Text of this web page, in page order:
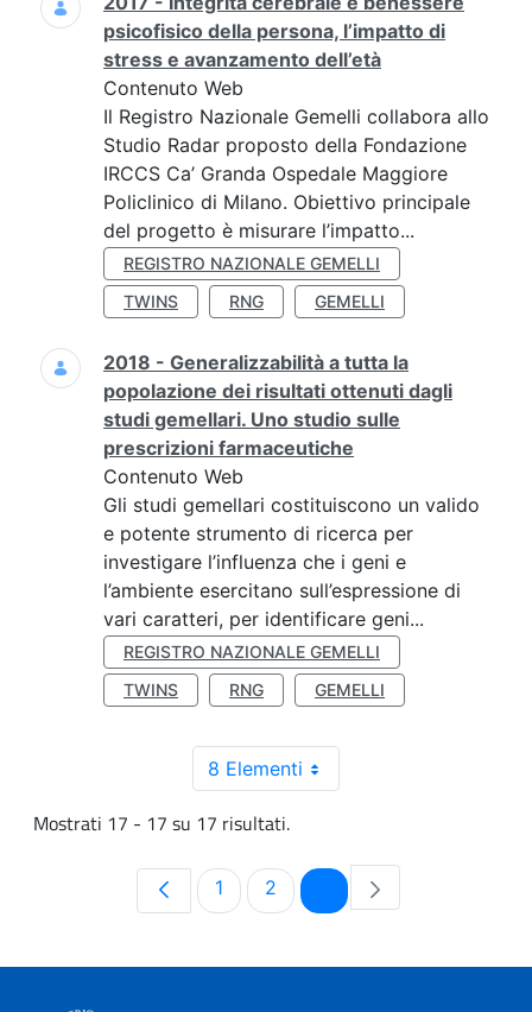
psicofisico della persona, l’impatto di
stress e avanzamento dell’età
Contenuto Web
Il Registro Nazionale Gemelli collabora allo
Studio Radar proposto della Fondazione
IRCCS Ca’ Granda Ospedale Maggiore
Policlinico di Milano. Obiettivo principale
del progetto è misurare l’impatto...
REGISTRO NAZIONALE GEMELLI
TWINS
RNG GEMELLI
2018 - Generalizzabilità a tutta la
popolazione dei risultati ottenuti dagli
studi gemellari. Uno studio sulle
prescrizioni farmaceutiche
Contenuto Web
Gli studi gemellari costituiscono un valido
e potente strumento di ricerca per
investigare l’influenza che i geni e
l’ambiente esercitano sull’espressione di
vari caratteri, per identificare geni...
REGISTRO NAZIONALE GEMELLI
TWINS
RNG GEMELLI
8 Elementi
Mostrati 17 - 17 su 17 risultati.
Pagina
1 Pagina
2 Pagina